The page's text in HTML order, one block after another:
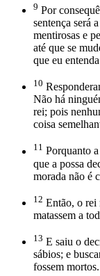
9 Por
sentença será
mentirosas e
até que se
que eu
10
Não há
rei; pois
coisa
11 Porquanto
que a possa
morada não é
12 Então, o rei
matassem a
13 E saiu o
sábios; e
fossem mortos.